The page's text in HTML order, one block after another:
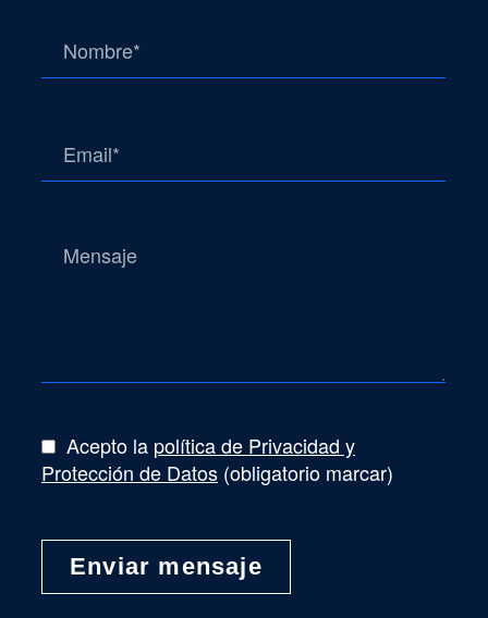
Acepto la política de Privacidad y
Protección de Datos (obligatorio marcar)